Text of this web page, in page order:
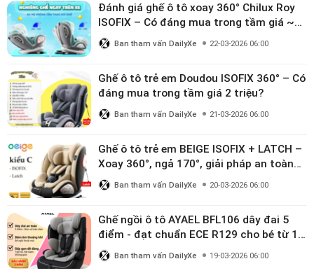
Đánh giá ghế ô tô xoay 360° Chilux Roy
ISOFIX – Có đáng mua trong tầm giá ~3
triệu
Ban tham vấn DailyXe 22-03-2026 06:00
Ghế ô tô trẻ em Doudou ISOFIX 360° – Có
đáng mua trong tầm giá 2 triệu?
Ban tham vấn DailyXe 21-03-2026 06:00
Ghế ô tô trẻ em BEIGE ISOFIX + LATCH –
Xoay 360°, ngả 170°, giải pháp an toàn
linh hoạt cho bé 0–10 tuổi
Ban tham vấn DailyXe 20-03-2026 06:00
Ghế ngồi ô tô AYAEL BFL106 dây đai 5
điểm - đạt chuẩn ECE R129 cho bé từ 1–
10 tuổi
Ban tham vấn DailyXe 19-03-2026 06:00